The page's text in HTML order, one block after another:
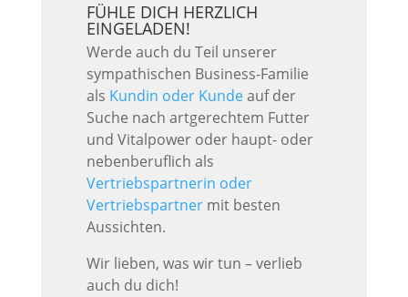
FÜHLE DICH HERZLICH
EINGELADEN!
Werde auch du Teil unserer
sympathischen Business-Familie
als Kundin oder Kundeauf der
Suche nach artgerechtem Futter
und Vitalpower oder haupt- oder
nebenberuflich als
Vertriebspartnerin oder
Vertriebspartnermit besten
Aussichten.
Wir lieben, was wir tun – verlieb
auch du dich!